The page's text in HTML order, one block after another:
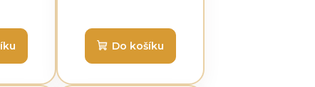
Do košíku